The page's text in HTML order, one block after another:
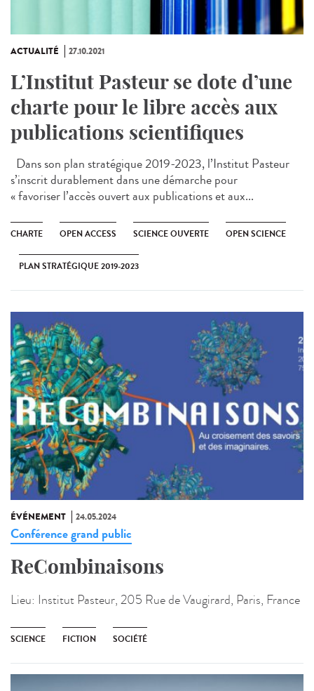
ACTUALITÉ 27.10.2021
L’Institut Pasteur se dote d’une
charte pour le libre accès aux
publications scientifiques
Dans son plan stratégique 2019-2023, l’Institut Pasteur
s’inscrit durablement dans une démarche pour
« favoriser l’accès ouvert aux publications et aux...
CHARTE OPEN ACCESS SCIENCE OUVERTE OPEN SCIENCE
PLAN STRATÉGIQUE 2019-2023
ÉVÉNEMENT 24.05.2024
Conférence grand public
ReCombinaisons
Lieu: Institut Pasteur, 205 Rue de Vaugirard, Paris, France
SCIENCE FICTION SOCIÉTÉ